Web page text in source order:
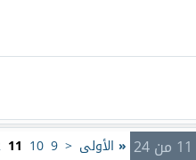
« الأولى <
9
10
11